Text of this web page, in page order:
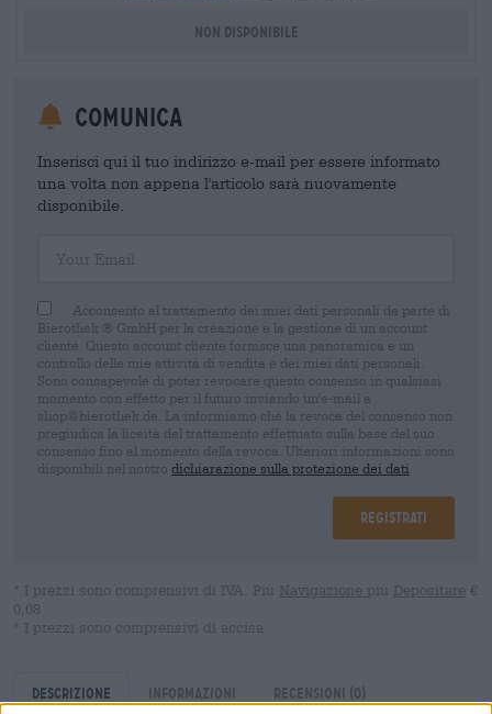
Non disponibile
Comunica
Inserisci qui il tuo indirizzo e-mail per essere informato
una volta non appena l'articolo sarà nuovamente
disponibile.
Acconsento al trattamento dei miei dati personali da parte di
Bierothek ® GmbH per la creazione e la gestione di un account
cliente. Questo account cliente fornisce una panoramica e un
controllo delle mie attività di vendita e dei miei dati personali.
Sono consapevole di poter revocare questo consenso in qualsiasi
momento con effetto per il futuro inviando un'e-mail a
shop@bierothek.de. La informiamo che la revoca del consenso non
pregiudica la liceità del trattamento effettuato sulla base del suo
consenso fino al momento della revoca. Ulteriori informazioni sono
disponibili nel nostro dichiarazione sulla protezione dei dati
Registrati
* I prezzi sono comprensivi di IVA. Più Navigazione più Depositare €
0,08
* I prezzi sono comprensivi di accisa
Descrizione Informazioni Recensioni (0)